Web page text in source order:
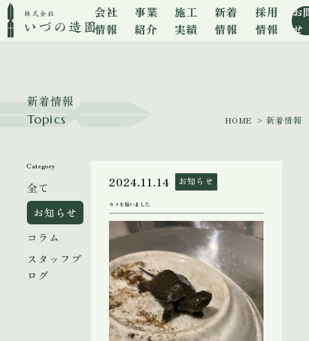
会社
情報
事業
紹介
施工
実績
新着
情報
採用
情報
お
せ
新着情報
Topics HOME > 新着情報
Category
全て
お知らせ
コラム
スタッフブ
ログ
2024.11.14 お知らせ
カメを拾いました